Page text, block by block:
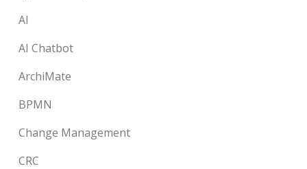
AI
AI Chatbot
ArchiMate
BPMN
Change Management
CRC